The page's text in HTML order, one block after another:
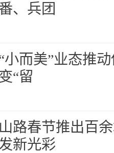
、兵团
小而美”业态推
“留
路春节推出百
新光彩